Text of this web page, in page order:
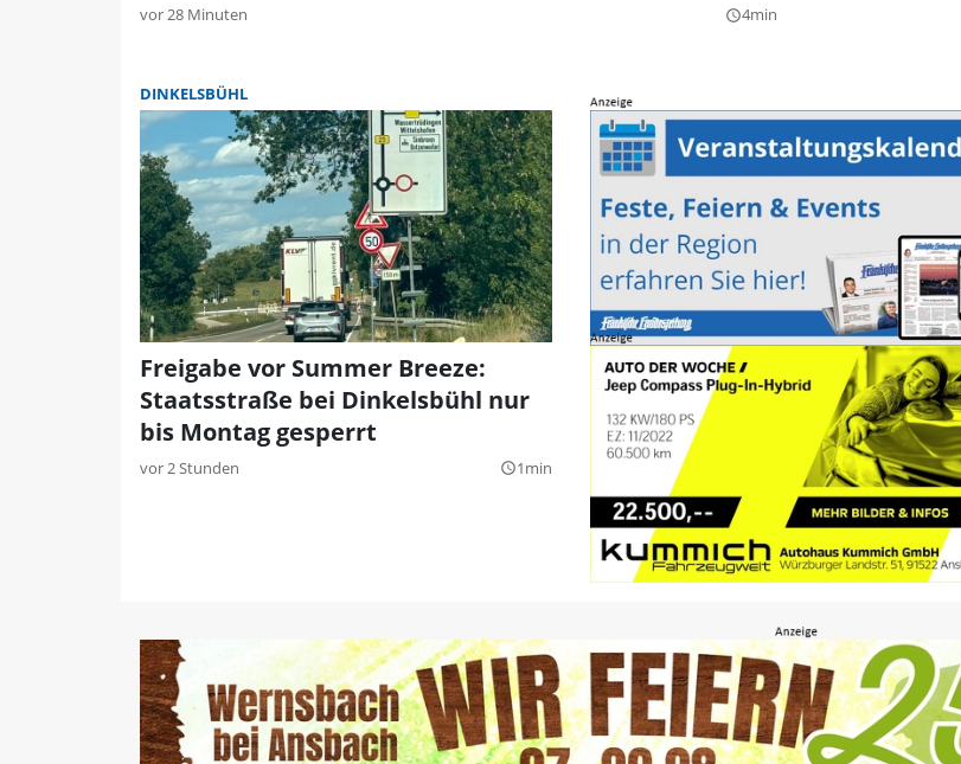
vor 28 Minuten query_builder4min
DINKELSBÜHL
Freigabe vor Summer Breeze:
Staatsstraße bei Dinkelsbühl nur
bis Montag gesperrt
vor 2 Stunden query_builder1min